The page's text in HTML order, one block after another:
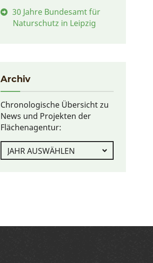
30 Jahre Bundesamt für
Naturschutz in Leipzig
Archiv
Chronologische Übersicht zu
News und Projekten der
Flächenagentur: